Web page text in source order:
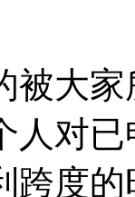
被大
人对
跨度